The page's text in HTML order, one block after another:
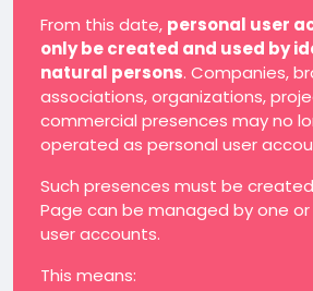
From this date, personal user
only be created and used by
natural persons. Companies,
associations, organizations,
commercial presences may no
operated as personal user
Such presences must be
Page can be managed by one
user accounts.
This means: